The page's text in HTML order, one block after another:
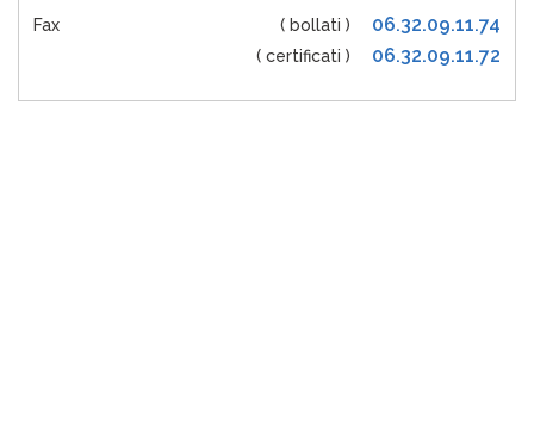
Fax 06.32.09.11.74
( bollati )
06.32.09.11.72
( certificati )